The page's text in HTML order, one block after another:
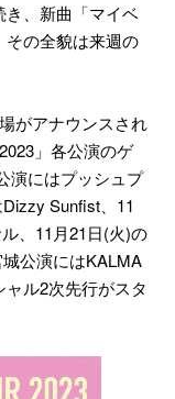
き、新曲「マイベ
その全貌は来週の
がアナウンスされ
」各公演のゲ
演にはプッシュプ
Sunfist、11
、11月21日(火)の
公演にはKALMA
ル2次先行がスタ